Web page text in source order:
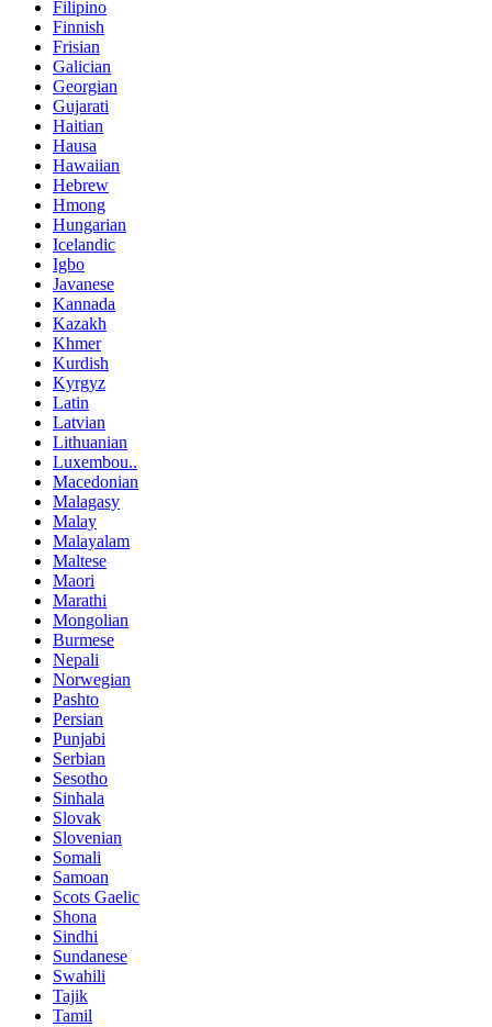
Filipino
Finnish
Frisian
Galician
Georgian
Gujarati
Haitian
Hausa
Hawaiian
Hebrew
Hmong
Hungarian
Icelandic
Igbo
Javanese
Kannada
Kazakh
Khmer
Kurdish
Kyrgyz
Latin
Latvian
Lithuanian
Luxembou..
Macedonian
Malagasy
Malay
Malayalam
Maltese
Maori
Marathi
Mongolian
Burmese
Nepali
Norwegian
Pashto
Persian
Punjabi
Serbian
Sesotho
Sinhala
Slovak
Slovenian
Somali
Samoan
Scots Gaelic
Shona
Sindhi
Sundanese
Swahili
Tajik
Tamil